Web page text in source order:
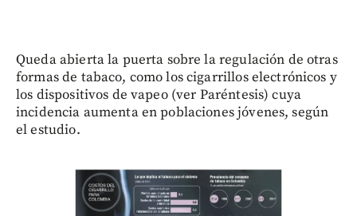
Queda abierta la puerta sobre la regulación de otras
formas de tabaco, como los cigarrillos electrónicos y
los dispositivos de vapeo (ver Paréntesis) cuya
incidencia aumenta en poblaciones jóvenes, según
el estudio.